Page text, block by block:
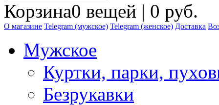
Корзина0 вещей | 0 руб.
О магазине Telegram (мужское) Telegram (женское) Доставка
Мужское
Куртки, парки,
Безрукавки